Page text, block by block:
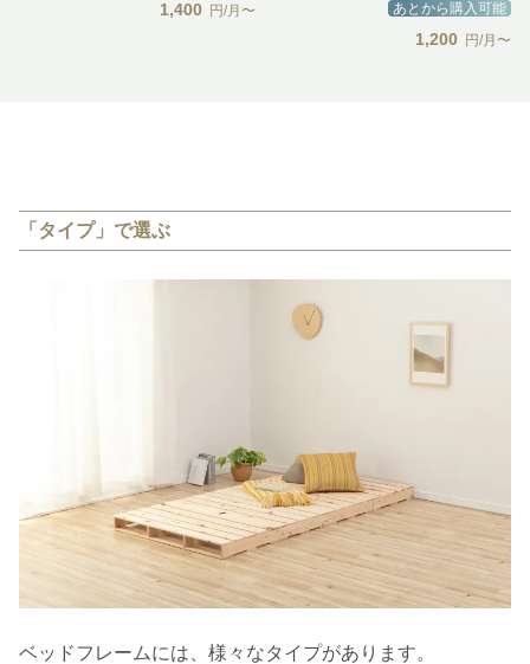
1,400 円/月〜 あとから購入可能
1,200 円/月〜
「タイプ」で選ぶ
ベッドフレームには、様々なタイプがあります。